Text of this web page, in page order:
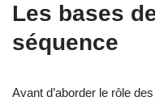
Les bases
séquence
Avant d’aborder le rôle